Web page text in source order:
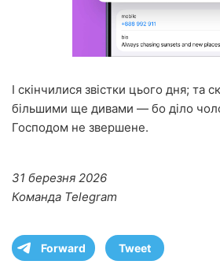
І скінчилися звістки цього дня; та
більшими ще дивами — бо діло
Господом не звершене.
31 березня 2026
Команда Telegram
Forward Tweet